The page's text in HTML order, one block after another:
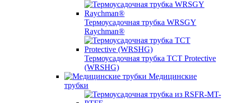
Термоусадочная трубка WRSGY
Raychman®
Термоусадочная трубка TCT Protective
(WRSHG)
Медицинские
трубки